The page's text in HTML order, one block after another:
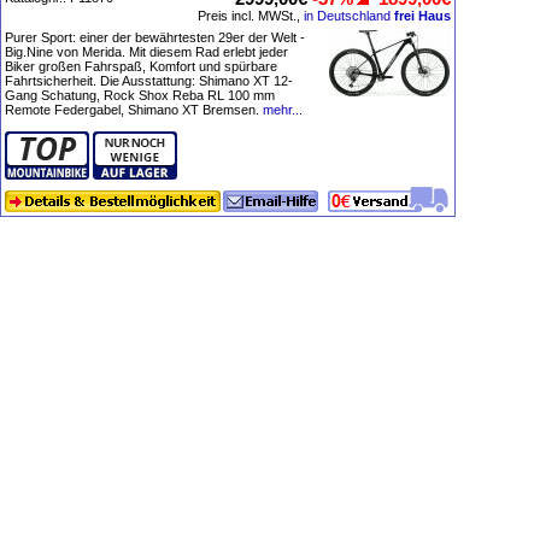
Preis incl. MWSt., in Deutschland frei Haus
Purer Sport: einer der bewährtesten 29er der Welt -
Big.Nine von Merida. Mit diesem Rad erlebt jeder
Biker großen Fahrspaß, Komfort und spürbare
Fahrtsicherheit. Die Ausstattung: Shimano XT 12-
Gang Schatung, Rock Shox Reba RL 100 mm
Remote Federgabel, Shimano XT Bremsen. mehr...